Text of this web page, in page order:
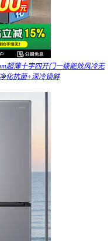
超薄十字四开门一级能效风冷无
化抗菌+深冷锁鲜